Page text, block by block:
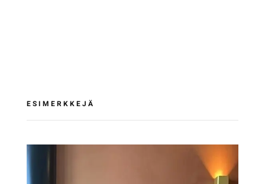
ESIMERKKEJÄ